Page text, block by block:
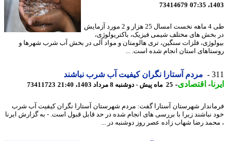
73414679
طی 4 ماهه نخست امسال 25 هزار و 2 مورد آزمایش
های مختلف شیمی فیزیک، باکتریولوژی،
فلزات سنگین، تری هالومتان و مواد آلی در بخش آب شرب شهرها و
استان انجام شده است. ...
مردم آستارا نگران کیفیت آب شرب نباشند
-اقتصادی-25 ماه پیش - دوشنبه 8 مرداد 1403، 21:40 73411723
شهرستان آستارا گفت: مردم شهرستان آستارا نگران کیفیت آب شرب
نباشند زیرا با بررسی های انجام شده در حد قابل قبول است. - به گزارش ایرنا
رضا شهاب زاده عصر روز دوشنبه در ...